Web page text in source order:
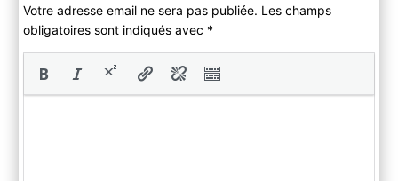
Votre adresse email ne sera pas publiée. Les champs
obligatoires sont indiqués avec *